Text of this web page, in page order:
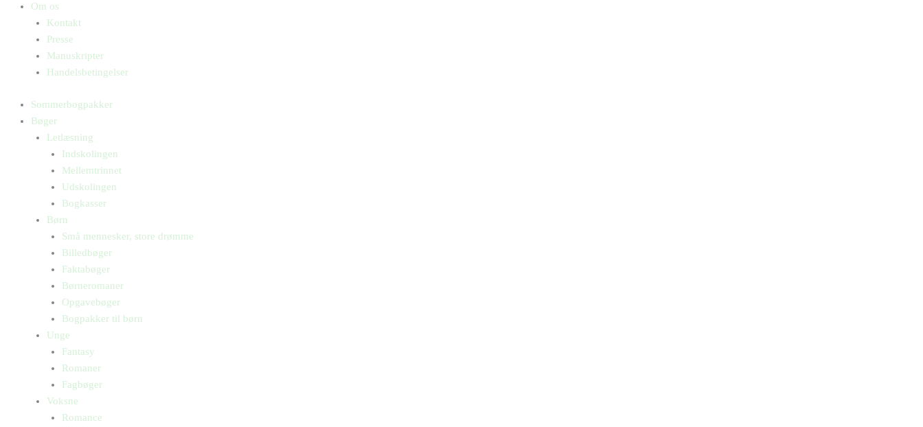
Om os
Kontakt
Presse
Manuskripter
Handelsbetingelser
Sommerbogpakker
Bøger
Letlæsning
Indskolingen
Mellemtrinnet
Udskolingen
Bogkasser
Børn
Små mennesker, store drømme
Billedbøger
Faktabøger
Børneromaner
Opgavebøger
Bogpakker til børn
Unge
Fantasy
Romaner
Fagbøger
Voksne
Romance